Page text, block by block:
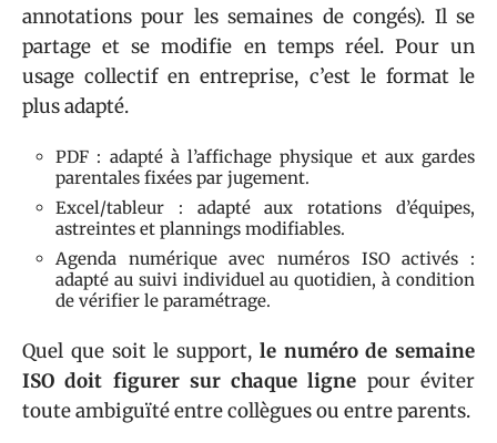
annotations pour les semaines de congés). Il se
partage et se modifie en temps réel. Pour un
usage collectif en entreprise, c’est le format le
plus adapté.
PDF : adapté à l’affichage physique et aux gardes
parentales fixées par jugement.
Excel/tableur : adapté aux rotations d’équipes,
astreintes et plannings modifiables.
Agenda numérique avec numéros ISO activés :
adapté au suivi individuel au quotidien, à condition
de vérifier le paramétrage.
Quel que soit le support, le numéro de semaine
ISO doit figurer sur chaque ligne pour éviter
toute ambiguïté entre collègues ou entre parents.